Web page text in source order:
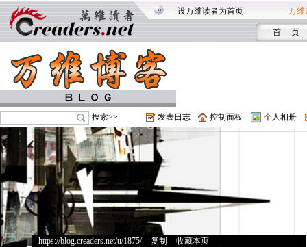
设万维读者为首页 万维
首 页
搜索>> 发表日志 控制面板 个人相册
https://blog.creaders.net/u/1875/> 复制 收藏本页